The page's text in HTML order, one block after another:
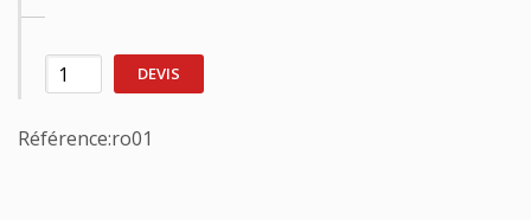
DEVIS
Référence:ro01